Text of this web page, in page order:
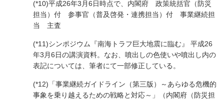
(*10)平成26年3月6日時点で、内閣府 政策統括官（防災
担当）付 参事官（普及啓発・連携担当）付 事業継続担
当 主査
(*11)シンポジウム『南海トラフ巨大地震に臨む』 平成26
年3月6日の講演資料。なお、噴出しの色使いや噴出し内の
表記については、筆者にて一部修正している。
(*12)「事業継続ガイドライン（第三版）～あらゆる危機的
事象を乗り越えるための戦略と対応～」（内閣府（防災担